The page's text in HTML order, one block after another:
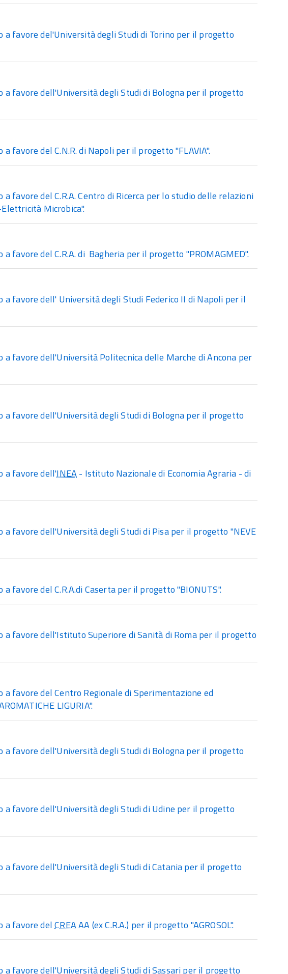
favore del'Università degli Studi di Torino per il progetto
favore dell'Università degli Studi di Bologna per il progetto
favore del C.N.R. di Napoli per il progetto "FLAVIA".
favore del C.R.A. Centro di Ricerca per lo studio delle relazioni
Microbica".
favore del C.R.A. di Bagheria per il progetto "PROMAGMED".
favore dell' Università degli Studi Federico II di Napoli per il
favore dell'Università Politecnica delle Marche di Ancona per
favore dell'Università degli Studi di Bologna per il progetto
a favore dell'INEA- Istituto Nazionale di Economia Agraria - di
favore dell'Università degli Studi di Pisa per il progetto "NEVE
favore del C.R.A.di Caserta per il progetto "BIONUTS".
favore dell'Istituto Superiore di Sanità di Roma per il progetto
favore del Centro Regionale di Sperimentazione ed
LIGURIA".
favore dell'Università degli Studi di Bologna per il progetto
favore dell'Università degli Studi di Udine per il progetto
favore dell'Università degli Studi di Catania per il progetto
a favore delCREAAA (ex C.R.A.) per il progetto "AGROSOL".
favore dell'Università degli Studi di Sassari per il progetto